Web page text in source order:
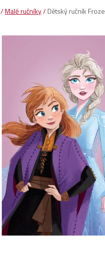
/Malé ručníky/Dětský ručník